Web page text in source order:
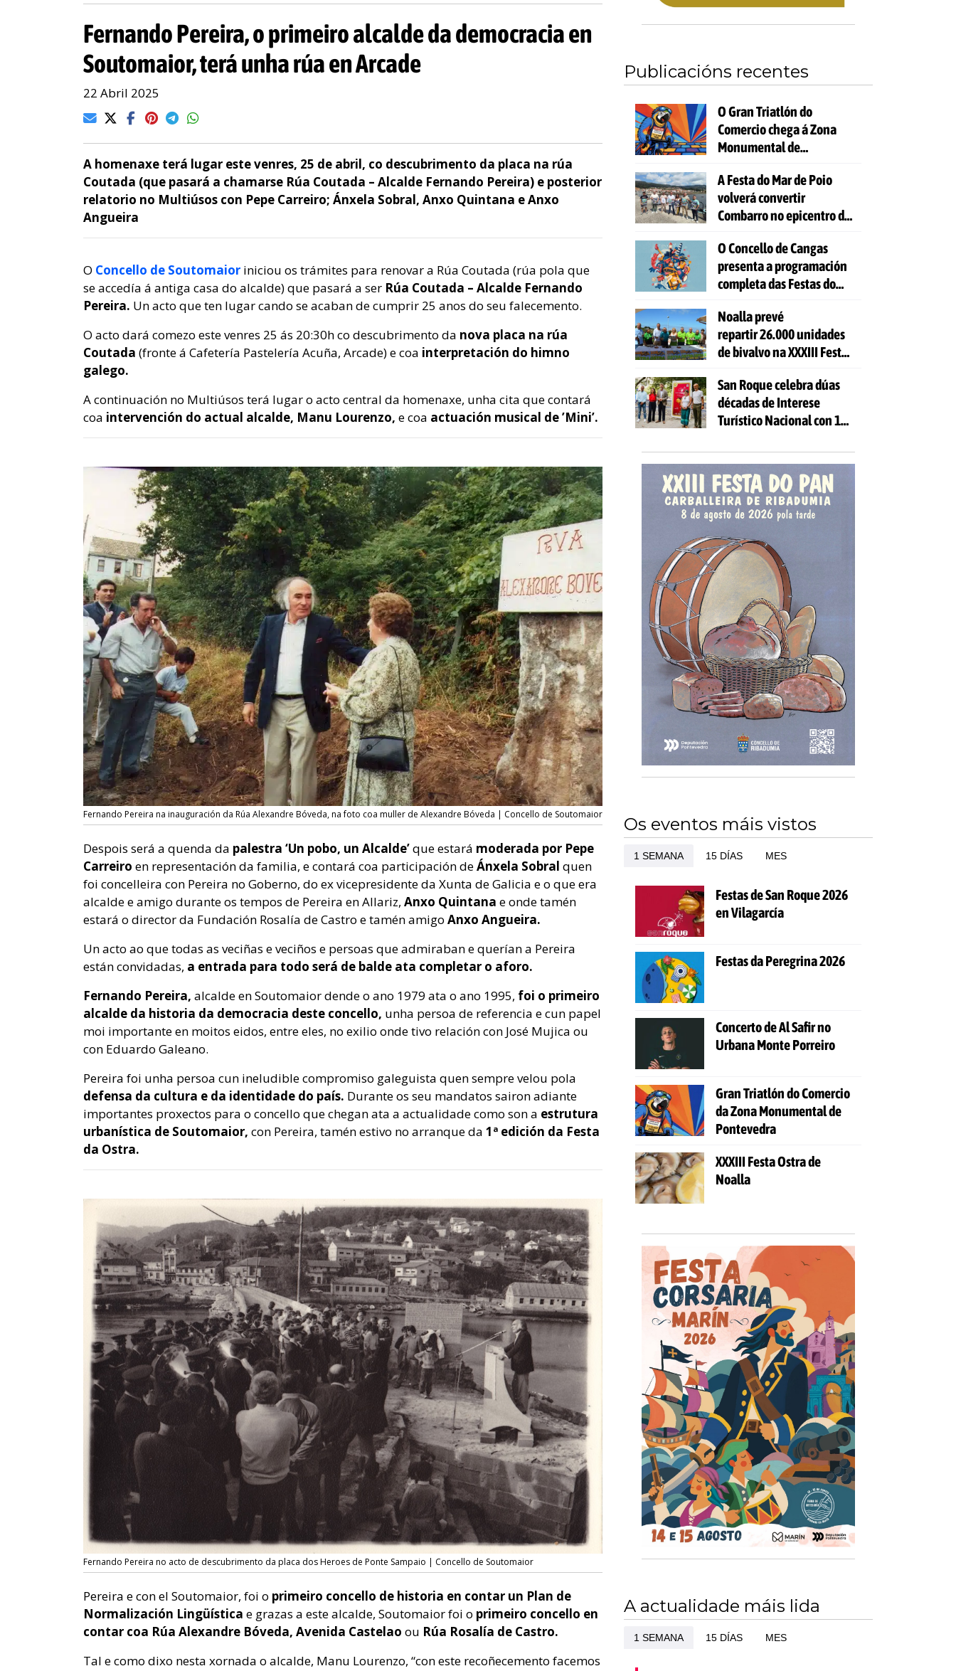
Fernando Pereira, o primeiro alcalde da democracia en
Soutomaior, terá unha rúa en Arcade
22 Abril 2025
A homenaxe terá lugar este venres, 25 de abril, co descubrimento da placa na rúa
Coutada (que pasará a chamarse Rúa Coutada – Alcalde Fernando Pereira) e posterior
relatorio no Multiúsos con Pepe Carreiro; Ánxela Sobral, Anxo Quintana e Anxo
Angueira
O Concello de Soutomaior iniciou os trámites para renovar a Rúa Coutada (rúa pola que
se accedía á antiga casa do alcalde) que pasará a ser Rúa Coutada – Alcalde Fernando
Pereira. Un acto que ten lugar cando se acaban de cumprir 25 anos do seu falecemento.
O acto dará comezo este venres 25 ás 20:30h co descubrimento da nova placa na rúa
Coutada (fronte á Cafetería Pastelería Acuña, Arcade) e coa interpretación do himno
galego.
A continuación no Multiúsos terá lugar o acto central da homenaxe, unha cita que contará
coa intervención do actual alcalde, Manu Lourenzo, e coa actuación musical de ’Mini’.
Fernando Pereira na inauguración da Rúa Alexandre Bóveda, na foto coa muller de Alexandre Bóveda | Concello de Soutomaior
Despois será a quenda da palestra ‘Un pobo, un Alcalde’que estará moderada por Pepe
Carreiro en representación da familia, e contará coa participación deÁnxela Sobral quen
foi concelleira con Pereira no Goberno, do ex vicepresidente da Xunta de Galicia e o que era
alcalde e amigo durante os tempos de Pereira en Allariz, Anxo Quintana e onde tamén
estará o director da Fundación Rosalía de Castro e tamén amigo Anxo Angueira.
Un acto ao que todas as veciñas e veciños e persoas que admiraban e querían a Pereira
están convidadas, a entrada para todo será de balde ata completar o aforo.
Fernando Pereira, alcalde en Soutomaior dende o ano 1979 ata o ano 1995, foi o primeiro
alcalde da historia da democracia deste concello, unha persoa de referencia e cun papel
moi importante en moitos eidos, entre eles, no exilio onde tivo relación con José Mujica ou
con Eduardo Galeano.
Pereira foi unha persoa cun ineludible compromiso galeguista quen sempre velou pola
defensa da cultura e da identidade do país. Durante os seu mandatos sairon adiante
importantes proxectos para o concello que chegan ata a actualidade como son a estrutura
urbanística de Soutomaior, con Pereira, tamén estivo no arranque da 1ª edición da Festa
da Ostra.
Fernando Pereira no acto de descubrimento da placa dos Heroes de Ponte Sampaio | Concello de Soutomaior
Pereira e con el Soutomaior, foi o primeiro concello de historia en contar un Plan de
Normalización Lingüística e grazas a este alcalde, Soutomaior foi o primeiro concello en
contar coa Rúa Alexandre Bóveda, Avenida Castelao ou Rúa Rosalía de Castro.
Tal e como dixo nesta xornada o alcalde, Manu Lourenzo, “con este recoñecemento facemos
Publicacións recentes
O Gran Triatlón do
Comercio chega á Zona
Monumental de
A Festa do Mar de Poio
volverá convertir
Combarro no epicentro da
O Concello de Cangas
presenta a programación
completa das Festas do
Noalla prevé
repartir 26.000 unidades
de bivalvo na XXXIII Festa
San Roque celebra dúas
décadas de Interese
Turístico Nacional con 10
actividades gratuítas
Os eventos máis vistos
1 SEMANA 15 DÍAS MES
Festas de San Roque 2026
en Vilagarcía
Festas da Peregrina 2026
Concerto de Al Safir no
Urbana Monte Porreiro
Gran Triatlón do Comercio
da Zona Monumental de
Pontevedra
XXXIII Festa Ostra de
Noalla
A actualidade máis lida
1 SEMANA 15 DÍAS MES